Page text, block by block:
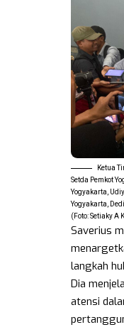
Ketua
Setda Pemkot
Yogyakarta,
Yogyakarta,
(Foto: Setiaky A
Saverius
langkah
Dia
atensi